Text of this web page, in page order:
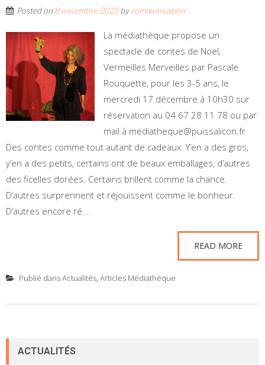
Posted on 8 novembre 2025bycommunication
La médiathèque propose un
spectacle de contes de Noel,
Vermeilles Merveilles par Pascale
Rouquette, pour les 3-5 ans, le
mercredi 17 décembre à 10h30 sur
réservation au 04 67 28 11 78 ou par
mail à mediatheque@puissalicon.fr
Des contes comme tout autant de cadeaux. Y’en a des gros,
y’en a des petits, certains ont de beaux emballages, d’autres
des ficelles dorées. Certains brillent comme la chance.
D’autres surprennent et réjouissent comme le bonheur.
D’autres encore ré...
READ MORE
Publié dansActualités, Articles Médiathèque
ACTUALITÉS